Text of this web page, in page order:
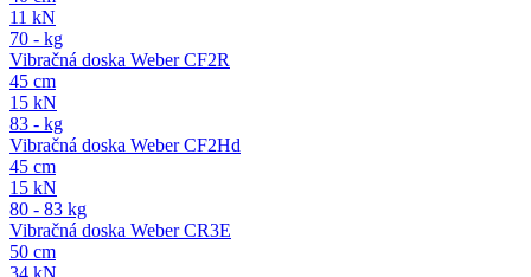
11 kN
70 - kg
Vibračná doska Weber CF2R
45 cm
15 kN
83 - kg
Vibračná doska Weber CF2Hd
45 cm
15 kN
80 - 83 kg
Vibračná doska Weber CR3E
50 cm
34 kN